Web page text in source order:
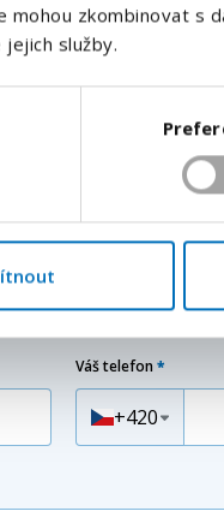
mohou zkombinovat s
služby.
bude kontaktovat
Vaše příjmení*
Váš telefon *
+420